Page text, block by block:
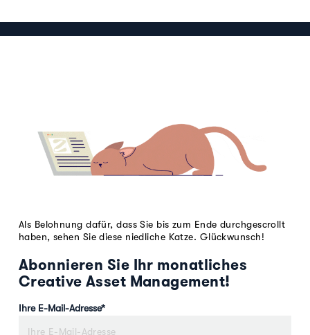
Als Belohnung dafür, dass Sie bis zum Ende durchgescrollt
haben, sehen Sie diese niedliche Katze. Glückwunsch!
Abonnieren Sie Ihr monatliches
Creative Asset Management!
Ihre E-Mail-Adresse*